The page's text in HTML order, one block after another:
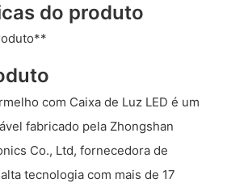
do produto
com Caixa de Luz LED é um
fabricado pela Zhongshan
Co., Ltd, fornecedora de
tecnologia com mais de 17